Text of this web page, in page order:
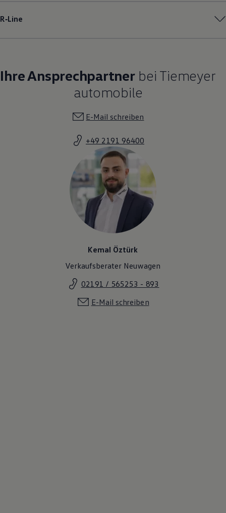
R‑Line
Ihre Ansprechpartnerbei Tiemeyer
automobile
E-Mail schreiben
+49 2191 96400
Kemal Öztürk
Verkaufsberater Neuwagen
02191 / 565253 - 893
E-Mail schreiben